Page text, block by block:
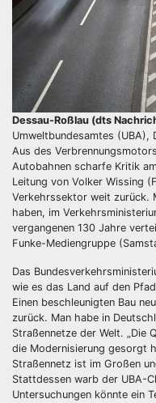
Dessau-Roßlau (dts
Umweltbundesamtes (UBA),
Aus des
Autobahnen scharfe Kritik
Leitung von Volker Wissing
Verkehrssektor weit zurück.
haben, im
vergangenen 130 Jahre
Funke-Mediengruppe
Das
wie es das Land auf den
Einen beschleunigten Bau
zurück. Man habe in
Straßennetze der Welt. „Die
die Modernisierung gesorgt
Straßennetz ist im Großen
Stattdessen warb der UBA-
Untersuchungen könnte ein